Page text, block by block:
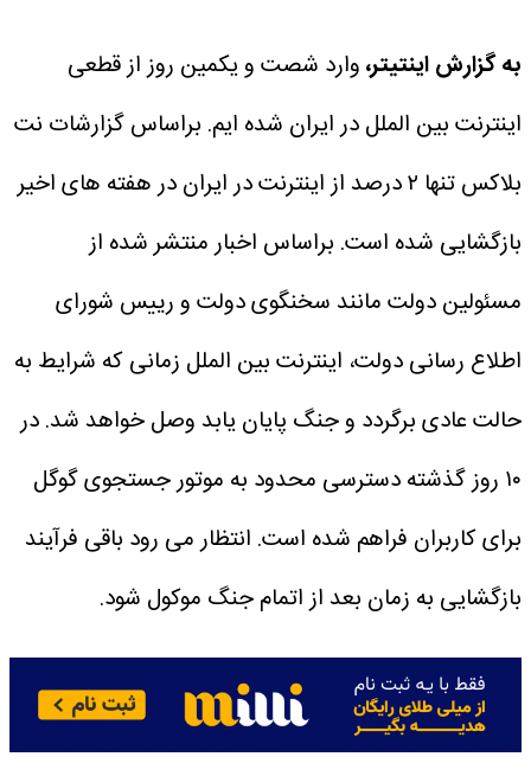
به گزارش اینتیتر،وارد شصت و یکمین روز از قطعی
اینترنت بین الملل در ایران شده ایم. براساس گزارشات نت
بلاکس تنها ۲ درصد از اینترنت در ایران در هفته های اخیر
بازگشایی شده است. براساس اخبار منتشر شده از
مسئولین دولت مانند سخنگوی دولت و رییس شورای
اطلاع رسانی دولت، اینترنت بین الملل زمانی که شرایط به
حالت عادی برگردد و جنگ پایان یابد وصل خواهد شد.در
۱۰ روز گذشته دسترسی محدود به موتور جستجوی گوگل
برای کاربران فراهم شده است. انتظار می رود باقی فرآیند
بازگشایی به زمان بعد از اتمام جنگ موکول شود.